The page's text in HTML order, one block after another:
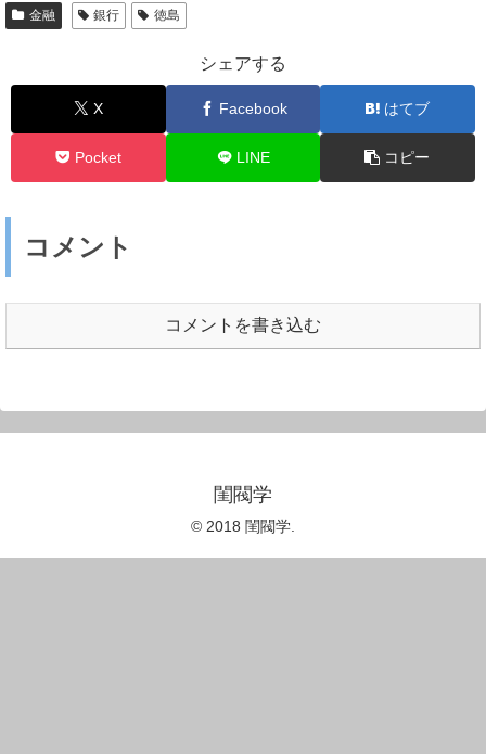
金融 銀行 徳島
シェアする
X Facebook はてブ
Pocket LINE コピー
コメント
コメントを書き込む
閨閥学
© 2018 閨閥学.